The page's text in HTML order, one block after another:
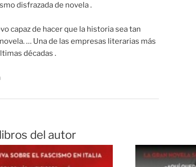
disfrazada de novela .
capaz de hacer que la historia sea tan
… Una de las empresas literarias más
décadas .
del autor